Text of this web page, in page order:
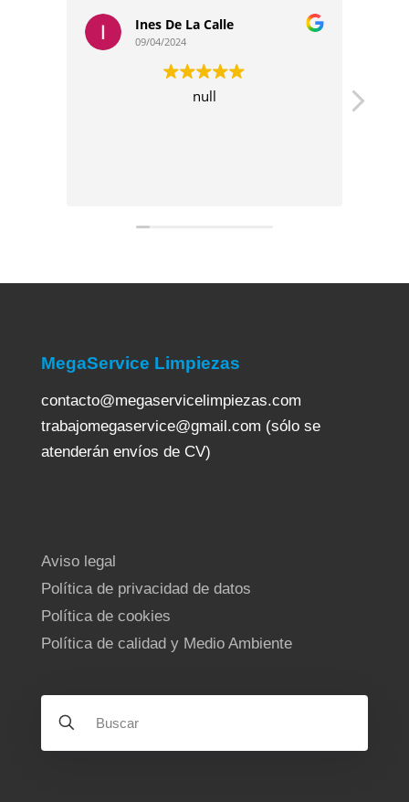
Ines De La Calle
09/04/2024
null
MegaService Limpiezas
contacto@megaservicelimpiezas.com
trabajomegaservice@gmail.com (sólo se
atenderán envíos de CV)
Aviso legal
Política de privacidad de datos
Política de cookies
Política de calidad y Medio Ambiente